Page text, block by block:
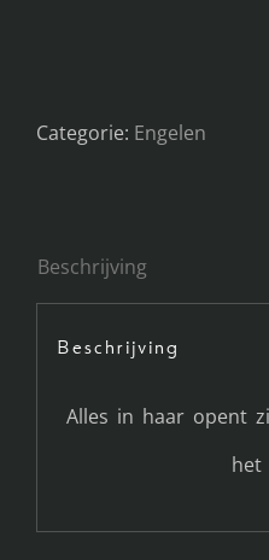
Categorie: Engelen
Beschrijving
Beschrijving
Alles in haar opent
het